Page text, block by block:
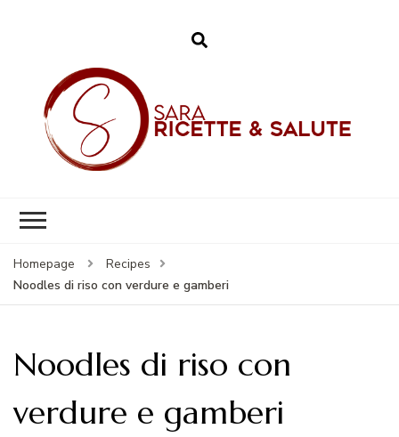
Homepage
Recipes
Noodles di riso con verdure e gamberi
Noodles di riso con
verdure e gamberi